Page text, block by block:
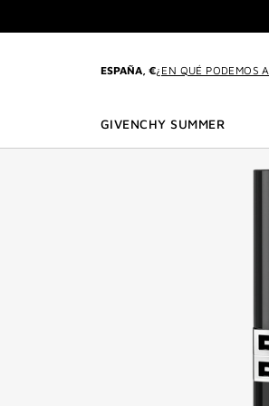
ESPAÑA, €¿EN QUÉ PODEMOS
GIVENCHY SUMMER